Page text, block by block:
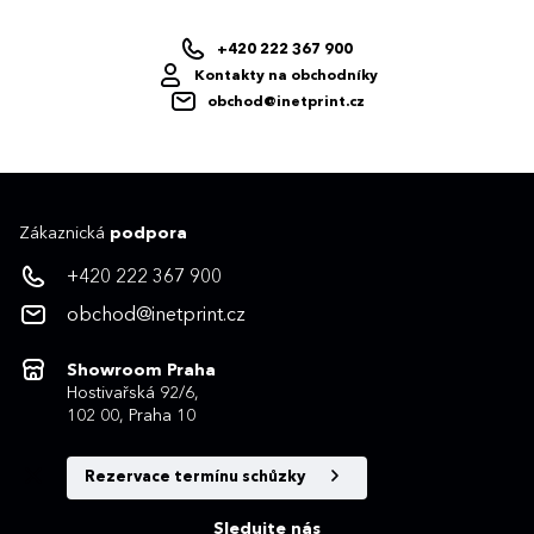
+420 222 367 900
Kontakty na obchodníky
obchod@inetprint.cz
Zákaznická podpora
+420 222 367 900
obchod@inetprint.cz
Showroom Praha
Hostivařská 92/6,
102 00, Praha 10
Rezervace termínu schůzky
Sledujte nás